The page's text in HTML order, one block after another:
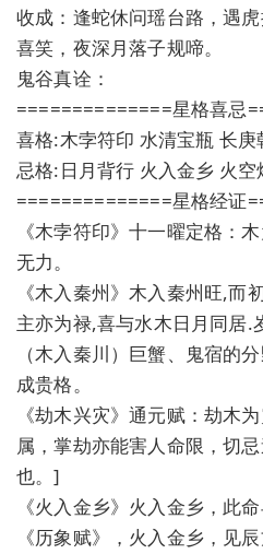
收成：逢蛇休问瑶台路，遇
喜笑，夜深月落子规啼。
鬼谷真诠：
==============星格喜忌
喜格:木孛符印 水清宝瓶 长庚
忌格:日月背行 火入金乡 火空
==============星格经证
《木孛符印》十一曜定格：
无力。
《木入秦州》木入秦州旺,而
主亦为禄,喜与水木日月同居.
（木入秦川）巨蟹、鬼宿的
成贵格。
《劫木兴灾》通元赋：劫木
属，掌劫亦能害人命限，切
也。]
《火入金乡》火入金乡，此
《历象赋》，火入金乡，见